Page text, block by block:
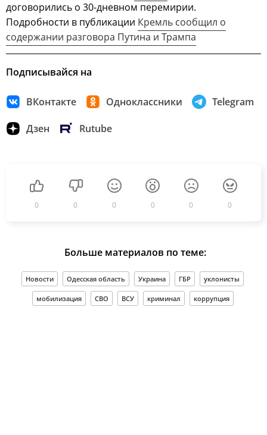
договорились о 30-дневном перемирии.
Подробности в публикации Кремль сообщил о
содержании разговора Путина и Трампа
Подписывайся на
ВКонтакте Одноклассники Telegram
Дзен Rutube
0 0 0 0 0 0
Больше материалов по теме:
Новости Одесская область Украина ГБР уклонисты
мобилизация СВО ВСУ криминал коррупция